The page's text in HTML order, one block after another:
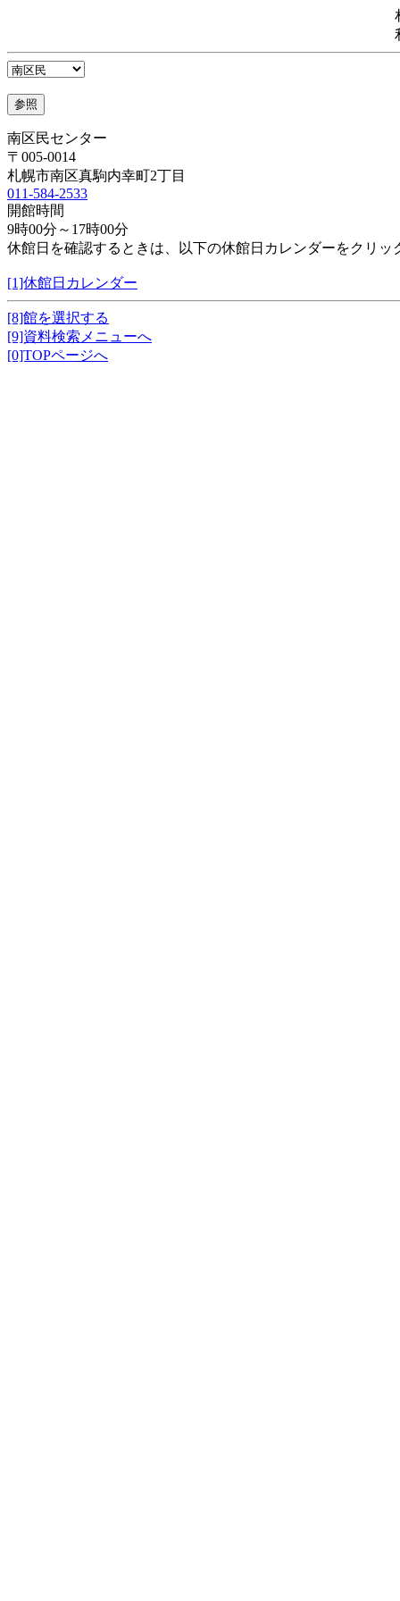
南区民センター
〒005-0014
札幌市南区真駒内幸町2丁目
011-584-2533
開館時間
9時00分～17時00分
休館日を確認するときは、以下の休館日カレンダーをクリッ
[1]休館日カレンダー
[8]館を選択する
[9]資料検索メニューへ
[0]TOPページへ